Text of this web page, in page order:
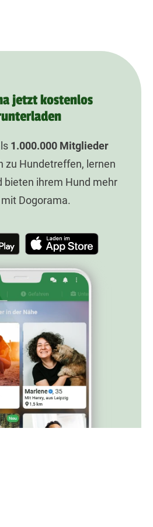
jetzt kostenlos
1.000.000Mitglieder
zu Hundetreffen, lernen
bieten ihrem Hund mehr
Dogorama.